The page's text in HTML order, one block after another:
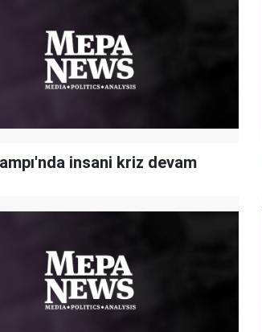
insani kriz devam